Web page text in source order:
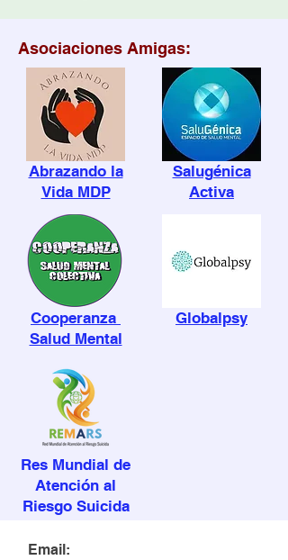
Asociaciones Amigas:
Abrazando la
Vida MDP
Cooperanza
Salud Mental
Res Mundial de
Atención al
Riesgo Suicida
Salugénica
Activa
Globalpsy
Email: